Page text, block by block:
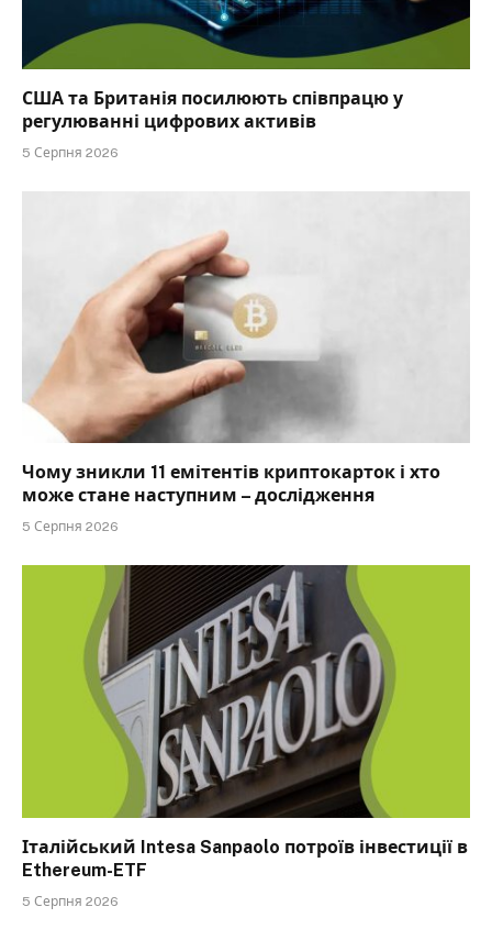
США та Британія посилюють співпрацю у
регулюванні цифрових активів
5 Серпня 2026
Чому зникли 11 емітентів криптокарток і хто
може стане наступним – дослідження
5 Серпня 2026
Італійський Intesa Sanpaolo потроїв інвестиції в
Ethereum-ETF
5 Серпня 2026